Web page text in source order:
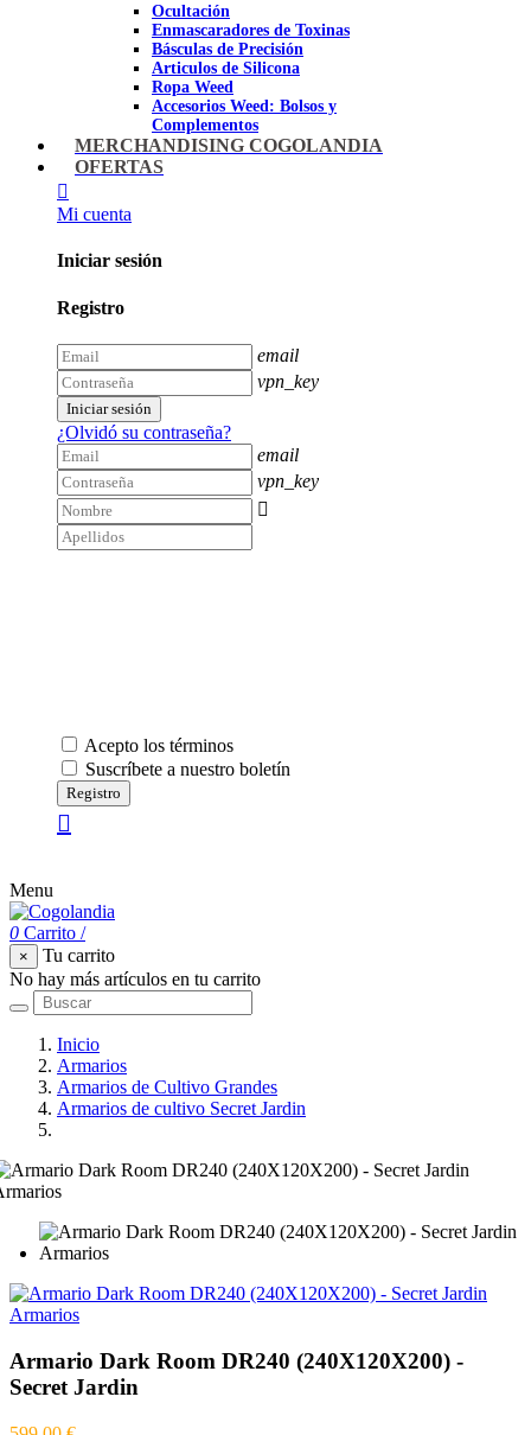
Imagen
Ocultación
Enmascaradores de Toxinas
Básculas de Precisión
Articulos de Silicona
Ropa Weed
Accesorios Weed: Bolsos y
Complementos
Cannabuds
Inciensos
MERCHANDISING COGOLANDIA
OFERTAS
Mi cuenta
Iniciar sesión
Registro
email
vpn_key
Iniciar sesión
¿Olvidó su contraseña?
email
vpn_key

Acepto los términos
Suscríbete a nuestro boletín
Registro
Menu
0 Carrito /
×
Tu carrito
No hay más artículos en tu carrito
Inicio
Armarios
Armarios de Cultivo Grandes
Armarios de cultivo Secret Jardin
Armario Dark Room DR240 (240X120X200) -
Secret Jardin